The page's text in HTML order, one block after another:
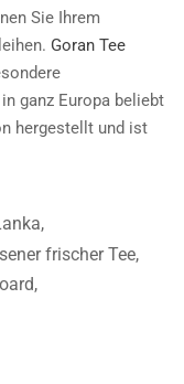
Sie Ihrem
Goran Tee
ganz Europa beliebt
hergestellt und ist
,
frischer Tee,
,